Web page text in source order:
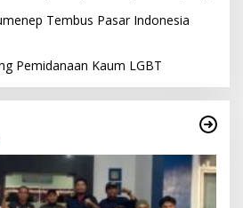
Tembus Pasar Indonesia
Pemidanaan Kaum LGBT